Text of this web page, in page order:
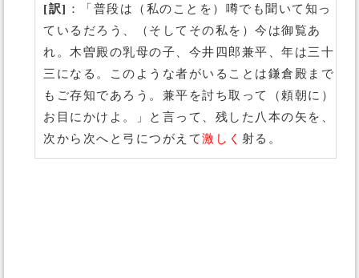
[訳] ：「普段は（私のことを）噂でも聞いて知っ
ているだろう、（そしてその私を）今は御覧あ
れ。木曽殿の乳母の子、今井四郎兼平、年は三十
三になる。このような者がいることは鎌倉殿まで
もご存知であろう。兼平を討ち取って（頼朝に）
お目にかけよ。」と言って、残した八本の矢を、
次から次へと弓につがえて激しく 射る。